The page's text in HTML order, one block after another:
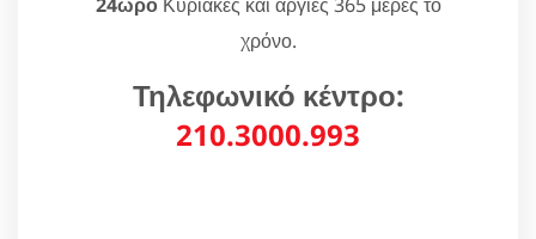
χρόνο.
Τηλεφωνικό κέντρο:
210.3000.993